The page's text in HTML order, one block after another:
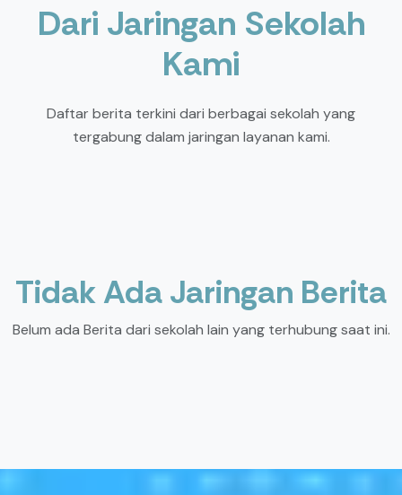
Dari Jaringan Sekolah
Kami
Daftar berita terkini dari berbagai sekolah yang
tergabung dalam jaringan layanan kami.
Tidak Ada Jaringan Berita
Belum ada Berita dari sekolah lain yang terhubung saat ini.